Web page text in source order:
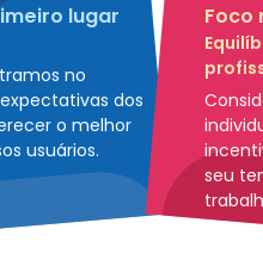
lugar
no
dos
o melhor
usuários.
Foco
seu